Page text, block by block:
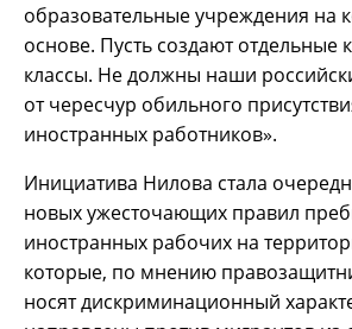
образовательные учреждения на
основе. Пусть создают отдельные
классы. Не должны наши
от чересчур обильного
иностранных работников».
Инициатива Нилова стала
новых ужесточающих правил
иностранных рабочих на
которые, по мнению
носят дискриминационный